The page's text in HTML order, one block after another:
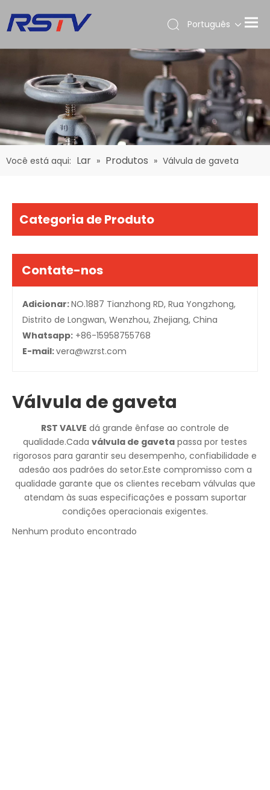
Português
Você está aqui: Lar » Produtos » Válvula de gaveta
Categoria de Produto
Contate-nos
Adicionar:NO.1887 Tianzhong RD, Rua Yongzhong,
Distrito de Longwan, Wenzhou, Zhejiang, China
Whatsapp: +86-15958755768
E-mail:vera@wzrst.com
Válvula de gaveta
RST VALVE dá grande ênfase ao controle de
qualidade.Cada válvula de gaveta passa por testes
rigorosos para garantir seu desempenho, confiabilidade e
adesão aos padrões do setor.Este compromisso com a
qualidade garante que os clientes recebam válvulas que
atendam às suas especificações e possam suportar
condições operacionais exigentes.
Nenhum produto encontrado